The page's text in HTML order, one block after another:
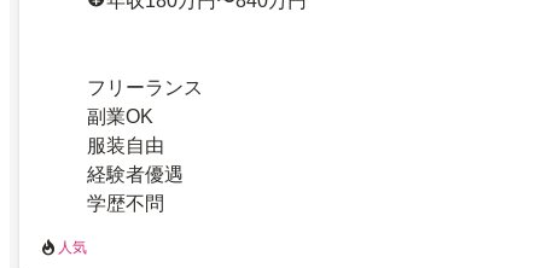
フリーランス
副業OK
服装自由
経験者優遇
学歴不問
人気